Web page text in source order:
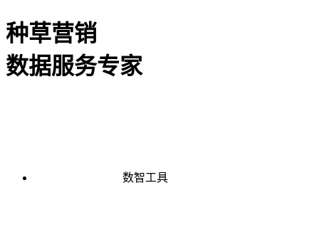
种草营销
数据服务专家
数智工具